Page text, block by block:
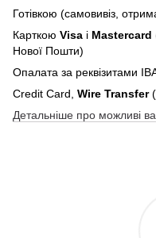
Готівкою (самовивіз,
Карткою Visa і Mastercard
Нової Пошти)
Опалата за реквізитами
Credit Card, Wire Transfer
Детальніше про можливі